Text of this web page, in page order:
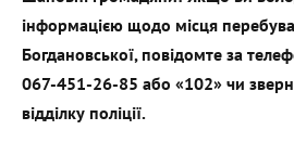
інформацією щодо місця
Богдановської, повідомте за
067-451-26-85 або «102» чи
відділку поліції.